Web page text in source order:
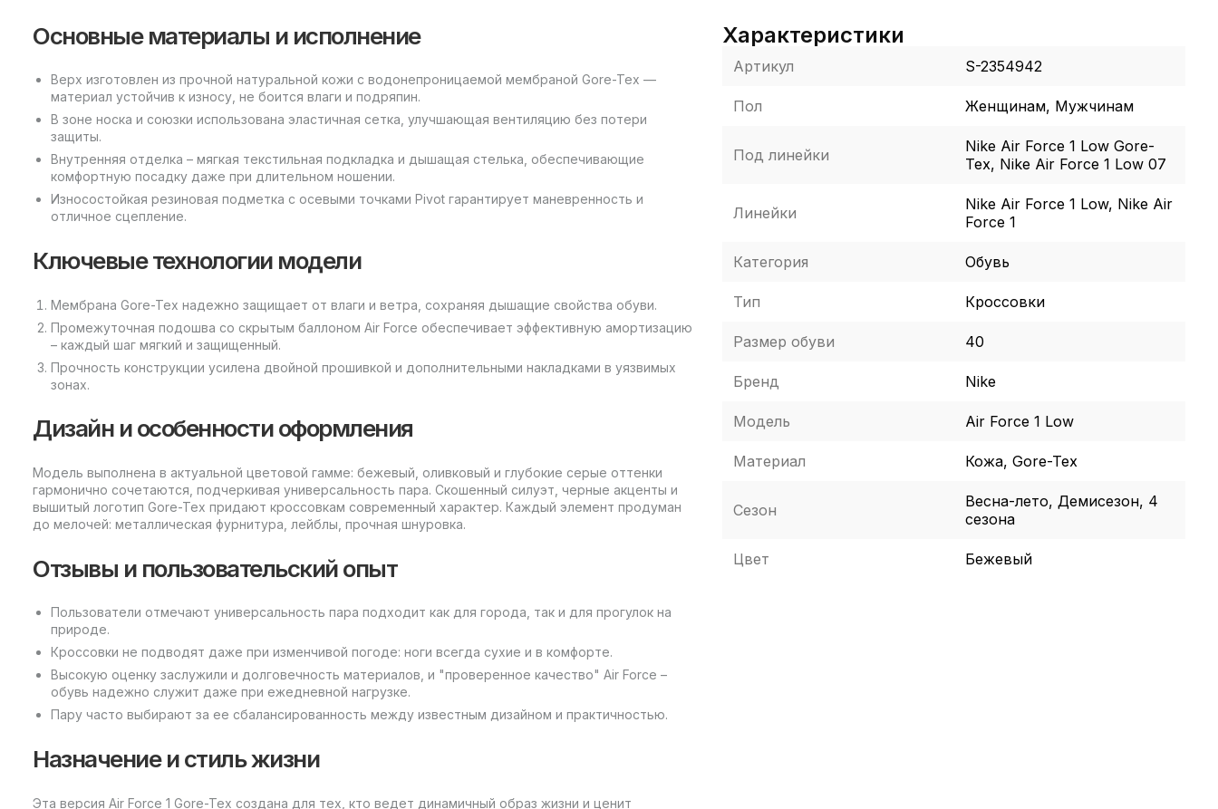
Основные материалы и исполнение
Верх изготовлен из прочной натуральной кожи с водонепроницаемой мембраной Gore-Tex —
материал устойчив к износу, не боится влаги и подряпин.
В зоне носка и союзки использована эластичная сетка, улучшающая вентиляцию без потери
защиты.
Внутренняя отделка – мягкая текстильная подкладка и дышащая стелька, обеспечивающие
комфортную посадку даже при длительном ношении.
Износостойкая резиновая подметка с осевыми точками Pivot гарантирует маневренность и
отличное сцепление.
Ключевые технологии модели
Мембрана Gore-Tex надежно защищает от влаги и ветра, сохраняя дышащие свойства обуви.
Промежуточная подошва со скрытым баллоном Air Force обеспечивает эффективную амортизацию
– каждый шаг мягкий и защищенный.
Прочность конструкции усилена двойной прошивкой и дополнительными накладками в уязвимых
зонах.
Дизайн и особенности оформления
Модель выполнена в актуальной цветовой гамме: бежевый, оливковый и глубокие серые оттенки
гармонично сочетаются, подчеркивая универсальность пара. Скошенный силуэт, черные акценты и
вышитый логотип Gore-Tex придают кроссовкам современный характер. Каждый элемент продуман
до мелочей: металлическая фурнитура, лейблы, прочная шнуровка.
Отзывы и пользовательский опыт
Пользователи отмечают универсальность пара подходит как для города, так и для прогулок на
природе.
Кроссовки не подводят даже при изменчивой погоде: ноги всегда сухие и в комфорте.
Высокую оценку заслужили и долговечность материалов, и "проверенное качество" Air Force –
обувь надежно служит даже при ежедневной нагрузке.
Пару часто выбирают за ее сбалансированность между известным дизайном и практичностью.
Назначение и стиль жизни
Эта версия Air Force 1 Gore-Tex создана для тех, кто ведет динамичный образ жизни и ценит
Характеристики
Артикул S-2354942
Пол Женщинам, Мужчинам
Под линейки
Nike Air Force 1 Low Gore-
Tex, Nike Air Force 1 Low 07
Линейки
Nike Air Force 1 Low, Nike Air
Force 1
Категория Обувь
Тип Кроссовки
Размер обуви 40
Бренд Nike
Модель Air Force 1 Low
Материал Кожа, Gore-Tex
Сезон
Весна-лето, Демисезон, 4
сезона
Цвет Бежевый